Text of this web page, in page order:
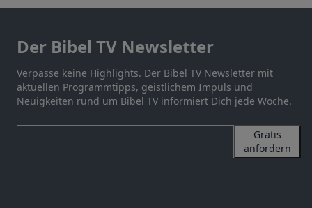
Der Bibel TV Newsletter
Verpasse keine Highlights. Der Bibel TV Newsletter mit
aktuellen Programmtipps, geistlichem Impuls und
Neuigkeiten rund um Bibel TV informiert Dich jede Woche.
Gratis
anfordern